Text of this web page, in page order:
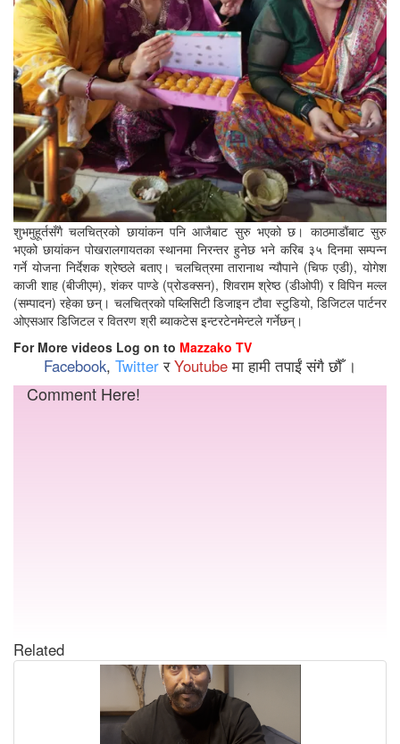
शुभमुहूर्तसँगै चलचित्रको छायांकन पनि आजैबाट सुरु भएको छ। काठमाडौंबाट सुरु
भएको छायांकन पोखरालगायतका स्थानमा निरन्तर हुनेछ भने करिब ३५ दिनमा सम्पन्न
गर्ने योजना निर्देशक श्रेष्ठले बताए। चलचित्रमा तारानाथ न्यौपाने (चिफ एडी), योगेश
काजी शाह (बीजीएम), शंकर पाण्डे (प्रोडक्सन), शिवराम श्रेष्ठ (डीओपी) र विपिन मल्ल
(सम्पादन) रहेका छन्। चलचित्रको पब्लिसिटी डिजाइन टौवा स्टुडियो, डिजिटल पार्टनर
ओएसआर डिजिटल र वितरण श्री ब्याकटेस इन्टरटेनमेन्टले गर्नेछन्।
For More videos Log on to Mazzako TV
Facebook, TwitterरYoutubeमा हामी तपाईं संगै छौँ ।
Comment Here!
Related